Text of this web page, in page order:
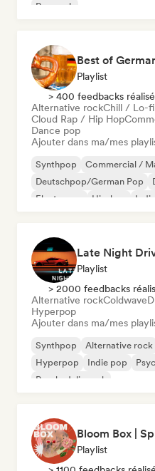
Pop rock
Best of
Playlist
> 400 feedbacks
Alternative rockChill / Lo-
Cloud Rap / Hip Hop
Dance pop
Ajouter dans ma/mes
Synthpop
Commercial /
Deutschpop/German Pop
Electropop
Hip-hop
Late Night
Playlist
> 2000 feedbacks
Alternative rockColdwave
Hyperpop
Ajouter dans ma/mes
Synthpop Alternative rock
Hyperpop
Indie pop
Psychedelic rock
Bloom Box |
Playlist